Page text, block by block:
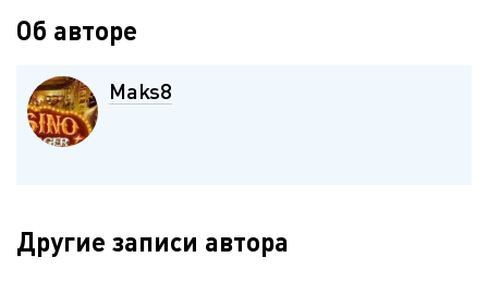
Об авторе
Maks8
Другие записи автора